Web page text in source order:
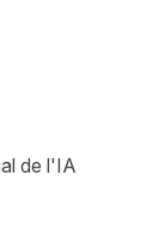
de l'IA